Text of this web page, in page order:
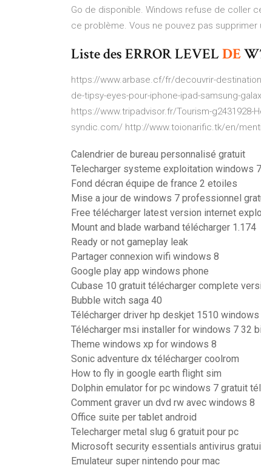
Go de disponible. Windows refuse de coller
ce problème. Vous ne pouvez pas supprimer
Liste des ERROR LEVELDE
https://www.arbase.cf/fr/decouvrir-
de-tipsy-eyes-pour-iphone-ipad-samsung-
https://www.tripadvisor.fr/Tourism-g2431928-
syndic.com/ http://www.toionarific.tk/en/
Calendrier de bureau personnalisé gratuit
Telecharger systeme exploitation windows 7
Fond décran équipe de france 2 etoiles
Mise a jour de windows 7 professionnel
Free télécharger latest version internet
Mount and blade warband télécharger 1.174
Ready or not gameplay leak
Partager connexion wifi windows 8
Google play app windows phone
Cubase 10 gratuit télécharger complete
Bubble witch saga 40
Télécharger driver hp deskjet 1510
Télécharger msi installer for windows 7 32
Theme windows xp for windows 8
Sonic adventure dx télécharger coolrom
How to fly in google earth flight sim
Dolphin emulator for pc windows 7 gratuit
Comment graver un dvd rw avec windows 8
Office suite per tablet android
Telecharger metal slug 6 gratuit pour pc
Microsoft security essentials antivirus
Emulateur super nintendo pour mac